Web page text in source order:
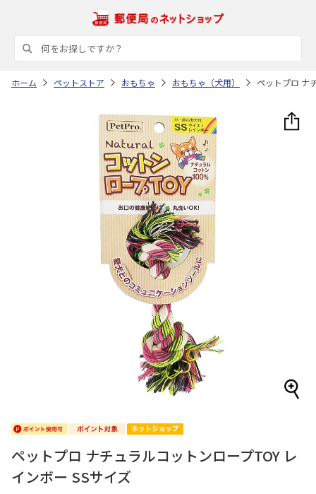
ホーム ペットストア おもちゃ おもちゃ（犬用） ペットプロ ナ
ペットプロ ナチュラルコットンロープTOY レ
インボー SSサイズ